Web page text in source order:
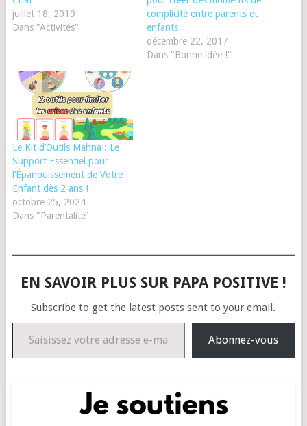
juillet 18, 2019
Dans "Activités"
complicité entre parents et
enfants
décembre 22, 2017
Dans "Bonne idée !"
Le Kit d’Outils Mahna : Le
Support Essentiel pour
l’Épanouissement de Votre
Enfant dès 2 ans !
octobre 25, 2024
Dans "Parentalité"
EN SAVOIR PLUS SUR PAPA POSITIVE !
Subscribe to get the latest posts sent to your email.
Saisissez votre adresse e-mail…
Abonnez-vous